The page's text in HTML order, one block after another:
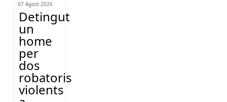
07 Agost 2026
Detingut
un
home
per
dos
robatoris
violents